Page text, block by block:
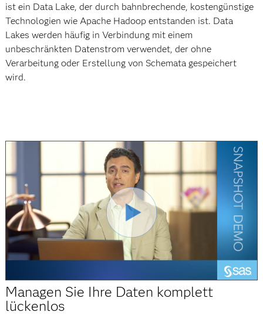
ist ein Data Lake, der durch bahnbrechende, kostengünstige
Technologien wie Apache Hadoop entstanden ist. Data
Lakes werden häufig in Verbindung mit einem
unbeschränkten Datenstrom verwendet, der ohne
Verarbeitung oder Erstellung von Schemata gespeichert
wird.
Video
abspielen
Managen Sie Ihre Daten komplett
lückenlos